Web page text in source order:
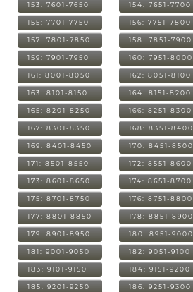
153: 7601-7650 154: 7651-7700
155: 7701-7750 156: 7751-7800
157: 7801-7850 158: 7851-7900
159: 7901-7950 160: 7951-8000
161: 8001-8050 162: 8051-8100
163: 8101-8150 164: 8151-8200
165: 8201-8250 166: 8251-8300
167: 8301-8350 168: 8351-8400
169: 8401-8450 170: 8451-8500
171: 8501-8550 172: 8551-8600
173: 8601-8650 174: 8651-8700
175: 8701-8750 176: 8751-8800
177: 8801-8850 178: 8851-8900
179: 8901-8950 180: 8951-9000
181: 9001-9050 182: 9051-9100
183: 9101-9150 184: 9151-9200
185: 9201-9250 186: 9251-9300